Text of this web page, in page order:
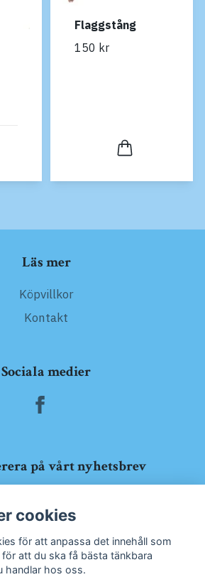
Flaggstång
150 kr
Läs mer
Köpvillkor
Kontakt
Sociala medier
på vårt nyhetsbrev
cookies
för att anpassa det innehåll som
att du ska få bästa tänkbara
handlar hos oss.